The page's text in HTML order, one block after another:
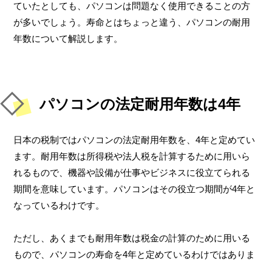
ていたとしても、パソコンは問題なく使用できることの方
が多いでしょう。寿命とはちょっと違う、パソコンの耐用
年数について解説します。
パソコンの法定耐用年数は4年
日本の税制ではパソコンの法定耐用年数を、4年と定めてい
ます。耐用年数は所得税や法人税を計算するために用いら
れるもので、機器や設備が仕事やビジネスに役立てられる
期間を意味しています。パソコンはその役立つ期間が4年と
なっているわけです。
ただし、あくまでも耐用年数は税金の計算のために用いる
もので、パソコンの寿命を4年と定めているわけではありま